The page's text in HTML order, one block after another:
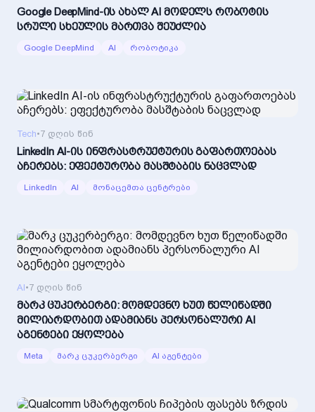
Google DeepMind-ის ახალ AI მოდელს რობოტის
სრული სხეულის მართვა შეუძლია
Google DeepMind AI რობოტიკა
Tech•7 დღის წინ
LinkedIn AI-ის ინფრასტრუქტურის გაფართოებას
აჩერებს: ეფექტურობა მასშტაბის ნაცვლად
LinkedIn AI მონაცემთა ცენტრები
AI•7 დღის წინ
მარკ ცუკერბერგი: მომდევნო ხუთ წელიწადში
მილიარდობით ადამიანს პერსონალური AI
აგენტები ეყოლება
Meta მარკ ცუკერბერგი AI აგენტები